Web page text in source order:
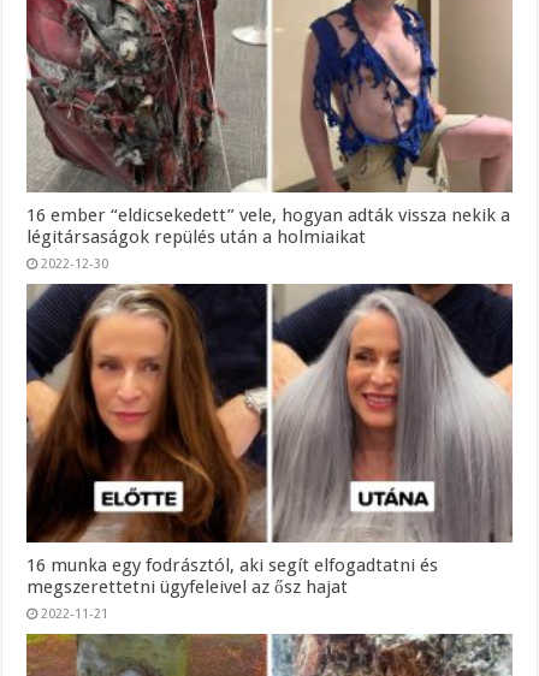
16 ember “eldicsekedett” vele, hogyan adták vissza nekik a
légitársaságok repülés után a holmiaikat
2022-12-30
16 munka egy fodrásztól, aki segít elfogadtatni és
megszerettetni ügyfeleivel az ősz hajat
2022-11-21